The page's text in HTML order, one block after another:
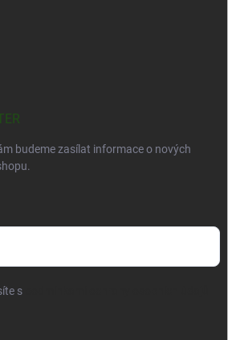
budeme zasílat informace o nových
s